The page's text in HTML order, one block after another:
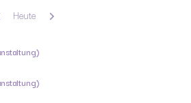
Zurück
Heute Weiter